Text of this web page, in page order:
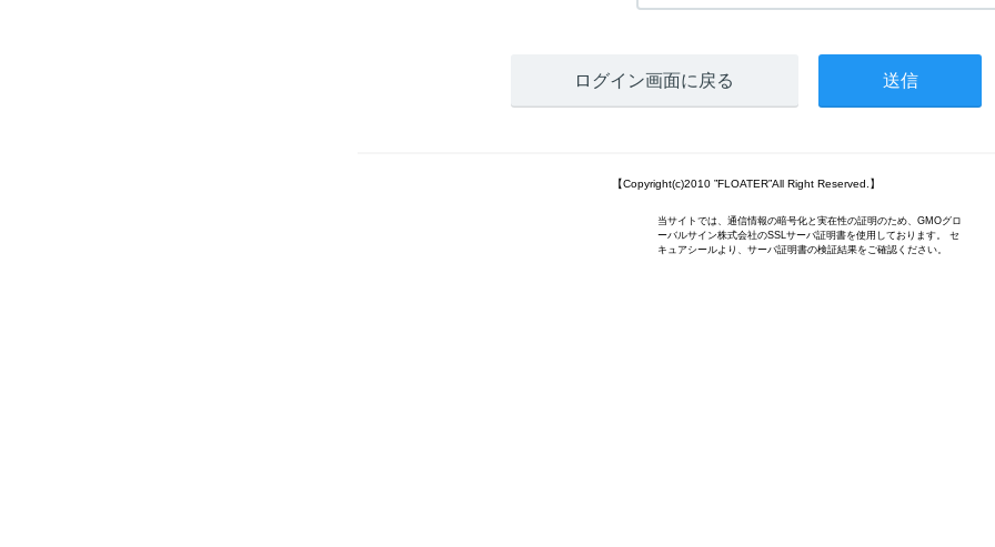
ログイン画面に戻る
【Copyright(c)2010 ”FLOATER”All Right Reserved.】
当サイトでは、通信情報の暗号化と実在性の証明のため、GMOグロ
ーバルサイン株式会社のSSLサーバ証明書を使用しております。 セ
キュアシールより、サーバ証明書の検証結果をご確認ください。